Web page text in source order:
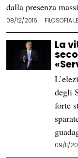
dalla presenza
08/12/2016 FILOSOFIA·
La
degli
forte
09/11/